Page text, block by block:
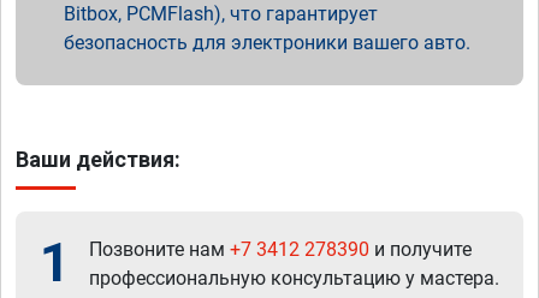
Bitbox, PCMFlash), что гарантирует
безопасность для электроники вашего авто.
Ваши действия:
1 Позвоните нам +7 3412 278390 и получите
профессиональную консультацию у мастера.